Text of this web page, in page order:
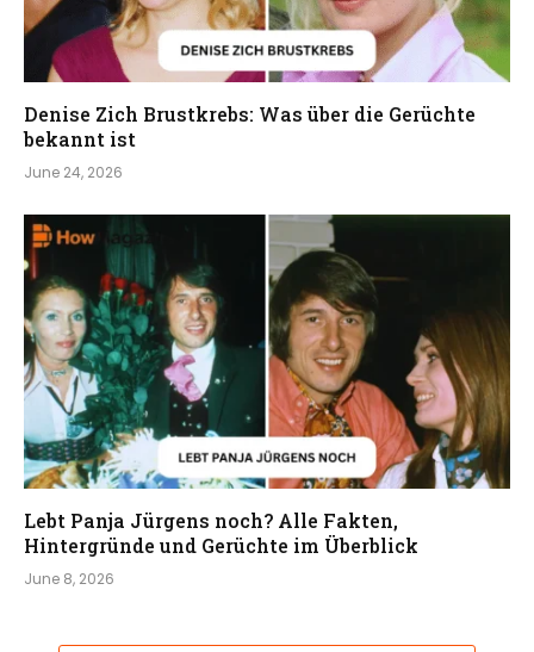
Denise Zich Brustkrebs: Was über die Gerüchte
bekannt ist
June 24, 2026
Lebt Panja Jürgens noch? Alle Fakten,
Hintergründe und Gerüchte im Überblick
June 8, 2026